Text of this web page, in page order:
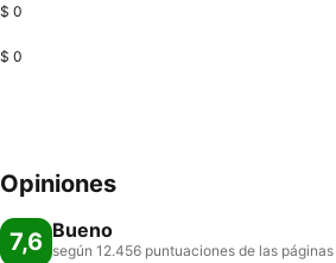
$ 0
$ 0
Opiniones
7,6 Bueno
según 12.456 puntuaciones de las páginas